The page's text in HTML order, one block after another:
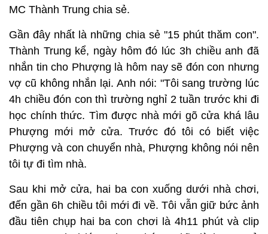
MC Thành Trung chia sẻ.
Gần đây nhất là những chia sẻ "15 phút thăm con".
Thành Trung kể, ngày hôm đó lúc 3h chiều anh đã
nhắn tin cho Phượng là hôm nay sẽ đón con nhưng
vợ cũ không nhắn lại. Anh nói: "Tôi sang trường lúc
4h chiều đón con thì trường nghỉ 2 tuần trước khi đi
học chính thức. Tìm được nhà mới gõ cửa khá lâu
Phượng mới mở cửa. Trước đó tôi có biết việc
Phượng và con chuyển nhà, Phượng không nói nên
tôi tự đi tìm nhà.
Sau khi mở cửa, hai ba con xuống dưới nhà chơi,
đến gần 6h chiều tôi mới đi về. Tôi vẫn giữ bức ảnh
đầu tiên chụp hai ba con chơi là 4h11 phút và clip